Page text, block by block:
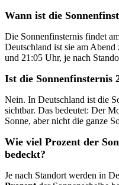
Wann ist die
Die Sonnenfinsternis findet
Deutschland ist sie am
und 21:05 Uhr, je nach
Ist die Sonnenfinsternis
Nein. In Deutschland ist die
sichtbar. Das bedeutet: Der
Sonne, aber nicht die ganze
Wie viel Prozent der
bedeckt?
Je nach Standort werden in